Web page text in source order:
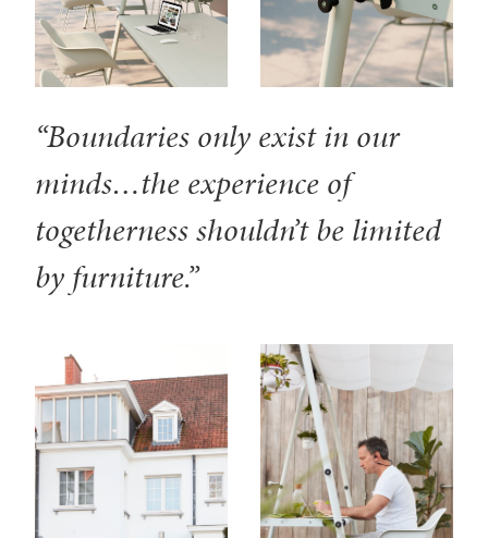
“Boundaries only exist in our
minds…the experience of
togetherness shouldn’t be limited
by furniture.”